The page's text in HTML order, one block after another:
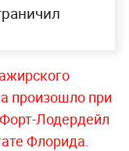
произошло при
Лодердейл
Флорида.